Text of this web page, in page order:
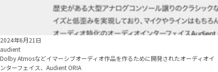
2024年6月21日
audient
Dolby Atmosなどイマーシブオーディオ作品を作るために開発されたオーディオイ
ンターフェイス、Audient ORIA